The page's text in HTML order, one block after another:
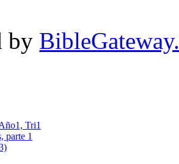
by
Tri1
parte 1